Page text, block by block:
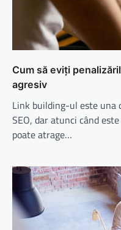
Cum să eviți
agresiv
Link building-ul este una
SEO, dar atunci când
poate atrage…